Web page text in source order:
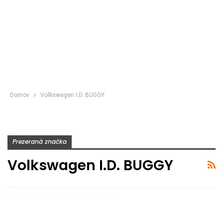
Domov Volkswagen I.D. BUGGY
Prezeraná značka
Volkswagen I.D. BUGGY